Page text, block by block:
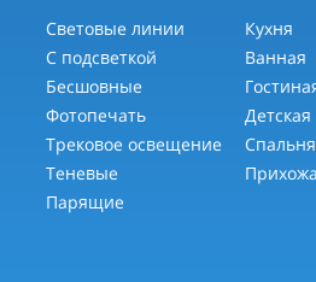
Световые линии
С подсветкой
Бесшовные
Фотопечать
Трековое освещение
Теневые
Парящие
Кухня
Ванная
Детская
Спальня